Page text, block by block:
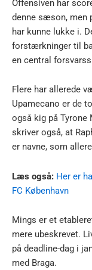
Offensiven har
denne sæson, men
har kunne lukke i.
forstærkninger til
en central
Flere har allerede
Upamecano er de
også kig på Tyrone
skriver også, at
er navne, som
Læs også: Her er
FC København
Mings er et
mere ubeskrevet.
på deadline-dag i
med Braga.